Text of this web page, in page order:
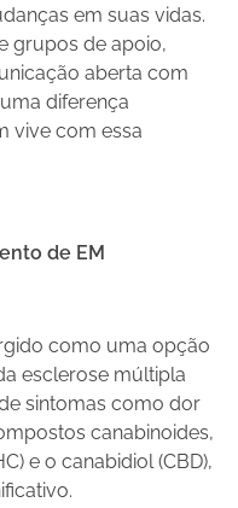
em suas vidas.
grupos de apoio,
aberta com
diferença
vive com essa
de EM
como uma opção
esclerose múltipla
sintomas como dor
canabinoides,
e o canabidiol (CBD),